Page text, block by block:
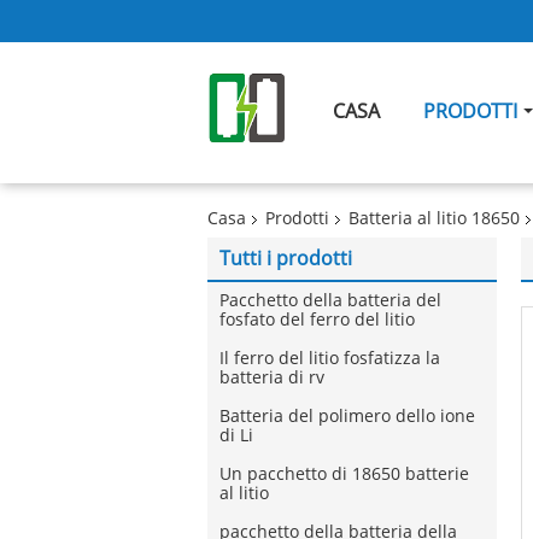
CASA PRODOTTI
Casa Prodotti Batteria al litio 18650
Tutti i prodotti
Pacchetto della batteria del
fosfato del ferro del litio
Il ferro del litio fosfatizza la
batteria di rv
Batteria del polimero dello ione
di Li
Un pacchetto di 18650 batterie
al litio
pacchetto della batteria della